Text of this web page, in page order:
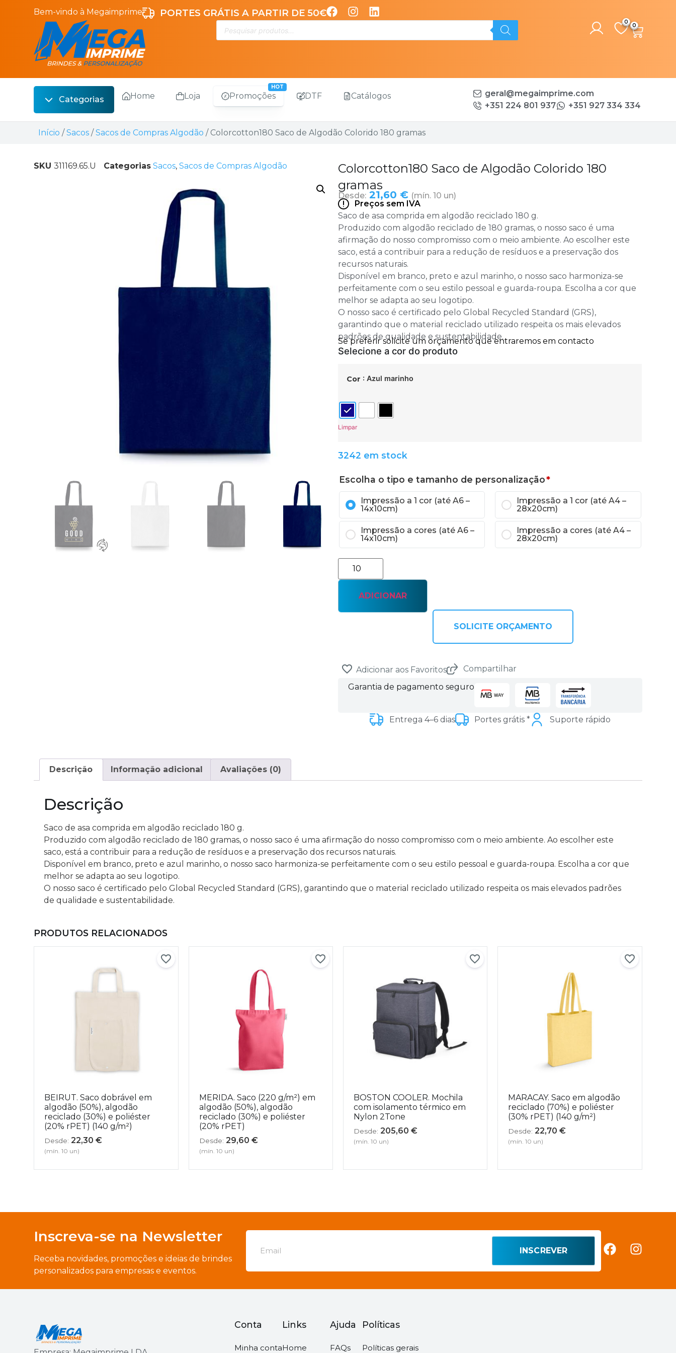
Bem-vindo à Megaimprime PORTES GRÁTIS A PARTIR DE 50€
0
Categorias
Escrita
Bebidas
Sacos
Home Loja Promoções DTF Catálogos
geral@megaimprime.com
+351 224 801 937
+351 927 334 334
Início /Sacos /Sacos de Compras Algodão / Colorcotton180 Saco de Algodão Colorido 180 gramas
SKU311169.65.U Categorias Sacos,Sacos de Compras Algodão
Colorcotton180 Saco de Algodão Colorido 180
gramas
Desde: 21,60 € (mín. 10 un)
Preços sem IVA
Saco de asa comprida em algodão reciclado 180 g.
Produzido com algodão reciclado de 180 gramas, o nosso saco é uma
afirmação do nosso compromisso com o meio ambiente. Ao escolher este
saco, está a contribuir para a redução de resíduos e a preservação dos
recursos naturais.
Disponível em branco, preto e azul marinho, o nosso saco harmoniza-se
perfeitamente com o seu estilo pessoal e guarda-roupa. Escolha a cor que
melhor se adapta ao seu logotipo.
O nosso saco é certificado pelo Global Recycled Standard (GRS),
garantindo que o material reciclado utilizado respeita os mais elevados
padrões de qualidade e sustentabilidade.
Cor : Azul marinho
Limpar
3242 em stock
Escolha o tipo e tamanho de personalização*
Impressão a 1 cor (até A6 –
14x10cm)
Impressão a 1 cor (até A4 –
28x20cm)
Impressão a cores (até A6 –
14x10cm)
Impressão a cores (até A4 –
28x20cm)
ADICIONAR
SOLICITE ORÇAMENTO
Adicionar aos Favoritos
Compartilhar
Garantia de pagamento seguro
Entrega 4–6 dias Portes grátis * Suporte rápido
Descrição Informação adicional Avaliações (0)
Descrição
Saco de asa comprida em algodão reciclado 180 g.
Produzido com algodão reciclado de 180 gramas, o nosso saco é uma afirmação do nosso compromisso com o meio ambiente. Ao escolher este
saco, está a contribuir para a redução de resíduos e a preservação dos recursos naturais.
Disponível em branco, preto e azul marinho, o nosso saco harmoniza-se perfeitamente com o seu estilo pessoal e guarda-roupa. Escolha a cor que
melhor se adapta ao seu logotipo.
O nosso saco é certificado pelo Global Recycled Standard (GRS), garantindo que o material reciclado utilizado respeita os mais elevados padrões
de qualidade e sustentabilidade.
PRODUTOS RELACIONADOS
BEIRUT. Saco dobrável em
algodão (50%), algodão
reciclado (30%) e poliéster
(20% rPET) (140 g/m²)
Desde: 22,30€
(mín. 10 un)
MERIDA. Saco (220 g/m²) em
algodão (50%), algodão
reciclado (30%) e poliéster
(20% rPET)
Desde: 29,60 €
(mín. 10 un)
BOSTON COOLER. Mochila
com isolamento térmico em
Nylon 2Tone
Desde: 205,60 €
(mín. 10 un)
MARACAY. Saco em algodão
reciclado (70%) e poliéster
(30% rPET) (140 g/m²)
Desde: 22,70€
(mín. 10 un)
Inscreva-se na Newsletter
Receba novidades, promoções e ideias de brindes
personalizados para empresas e eventos.
INSCREVER
Conta
Minha conta
Links
Home
Ajuda
FAQs
Políticas
Políticas gerais